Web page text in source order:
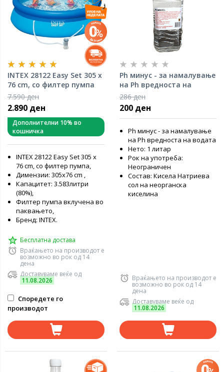
INTEX 28122 Еasy Set 305 x
76 cm, со филтер пумпа
7.590 ден
2.890 ден
Дополнителни 10% во
кошничка
INTEX 28122 Еasy Set 305 x
76 cm, со филтер пумпа,
Димензии: 305x76 cm ,
Капацитет: 3.583литри
(80%),
Филтер пумпа вклучена во
паквањето,
Бренд: INTEX.
Бесплатна достава
Враќањето на производот е
возможно во рок од 14
дена
Доставуваме веќе од
11.08.2026
Споредете го
производот
Ph минус - за намалување
на Ph вредноста на
водата
286 ден
200 ден
Ph минус - за намалување
на Ph вредноста на водата
Нето: 1 литар
Рок на употреба:
Неограничен
Состав: Кисела Натриева
сол на неорганска
киселина
Враќањето на производот е
возможно во рок од 14
дена
Доставуваме веќе од
11.08.2026